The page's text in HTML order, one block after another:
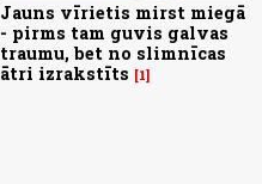
Jauns vīrietis mirst miegā
- pirms tam guvis galvas
traumu, bet no slimnīcas
ātri izrakstīts
1